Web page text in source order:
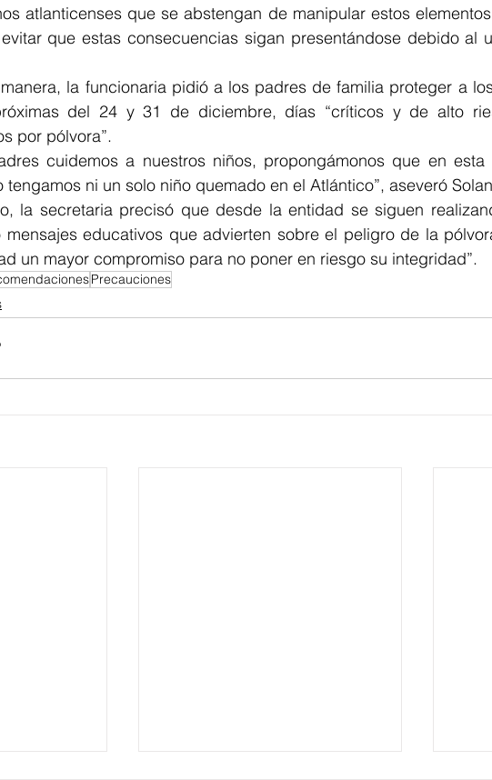
atlanticenses que se abstengan de manipular estos
que estas consecuencias sigan presentándose debido al
la funcionaria pidió a los padres de familia proteger a
del 24 y 31 de diciembre, días “críticos y de alto
por pólvora”.
cuidemos a nuestros niños, propongámonos que en
tengamos ni un solo niño quemado en el Atlántico”, aseveró
la secretaria precisó que desde la entidad se siguen
mensajes educativos que advierten sobre el peligro de la
un mayor compromiso para no poner en riesgo su integridad”.
Precauciones